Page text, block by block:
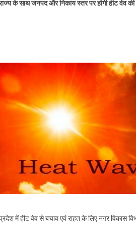
के साथ जनपद और निकाय स्तर पर होगी हीट वेव की
में हीट वेव से बचाव एवं राहत के लिए नगर विकास